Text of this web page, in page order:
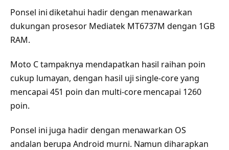
Ponsel ini diketahui hadir dengan menawarkan
dukungan prosesor Mediatek MT6737M dengan 1GB
RAM.
Moto C tampaknya mendapatkan hasil raihan poin
cukup lumayan, dengan hasil uji single-core yang
mencapai 451 poin dan multi-core mencapai 1260
poin.
Ponsel ini juga hadir dengan menawarkan OS
andalan berupa Android murni. Namun diharapkan